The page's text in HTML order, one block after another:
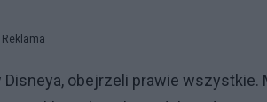
Reklama
obejrzeli prawie